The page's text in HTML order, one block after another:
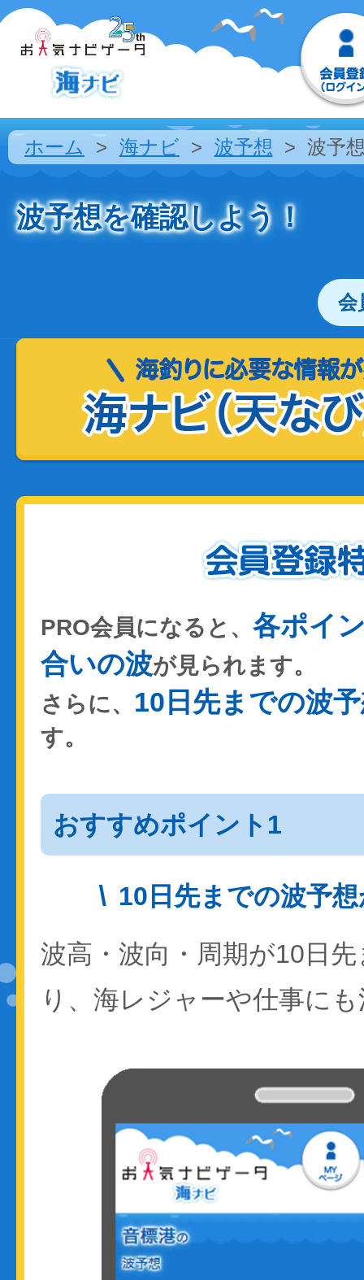
ホーム 海ナビ 波予想 波予
波予想を確認しよう！
会
PRO会員になると、 各ポイ
合いの波が見られます。
さらに、 10日先までの波
す。
おすすめポイント1
10日先までの波予
波高・波向・周期が10日
り、海レジャーや仕事に